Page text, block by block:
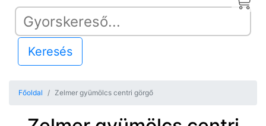
Keresés
Főoldal Zelmer gyümölcs centri görgő